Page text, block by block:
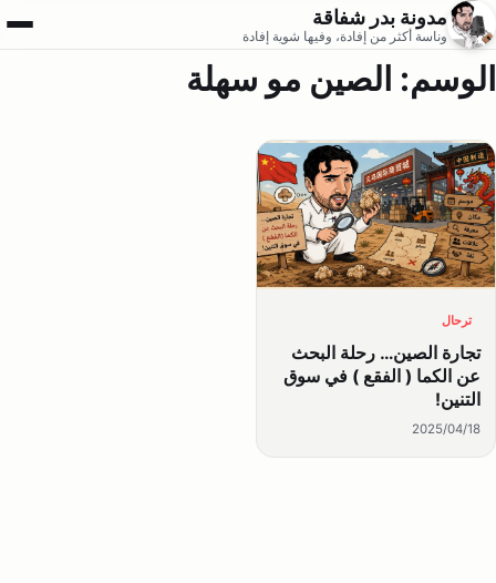
مدونة بدر شفاقة
وناسة أكثر من إفادة، وفيها شوية إفادة فتح
الوسم: الصين مو سهلة
ترحال
تجارة الصين… رحلة البحث
عن الكما ( الفقع ) في سوق
التنين!
2025/04/18